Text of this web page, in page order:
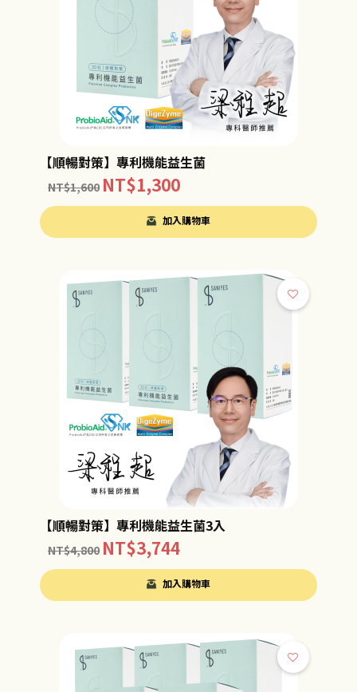
【順暢對策】專利機能益生菌
NT$1,600 NT$1,300
加入購物車
【順暢對策】專利機能益生菌3入
NT$4,800 NT$3,744
加入購物車